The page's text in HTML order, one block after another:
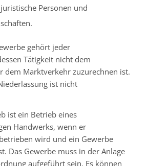
Personen und
gehört jeder
Tätigkeit nicht dem
dem Marktverkehr zuzurechnen ist.
ist nicht
ist ein Betrieb eines
Handwerks, wenn er
wird und ein Gewerbe
Das Gewerbe muss in der Anlage
aufgeführt sein. Es können